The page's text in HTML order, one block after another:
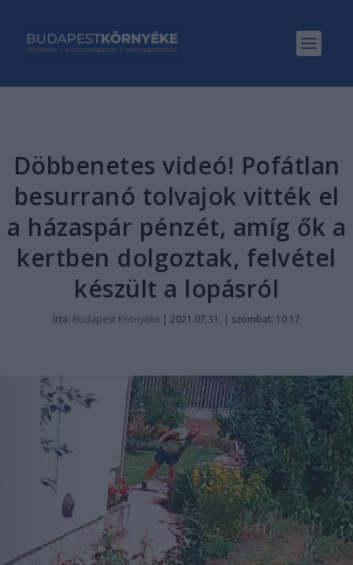
Döbbenetes videó! Pofátlan
besurranó tolvajok vitték el
a házaspár pénzét, amíg ők a
kertben dolgoztak, felvétel
készült a lopásról
Írta: Budapest Környéke | 2021.07.31. | szombat: 10:17